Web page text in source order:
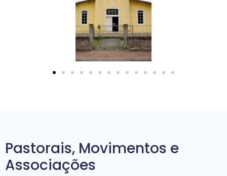
Pastorais, Movimentos e
Associações